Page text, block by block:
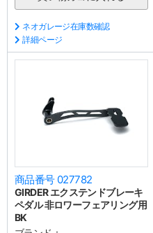
ネオガレージ在庫数確認
詳細ページ
商品番号 027782
GIRDER エクステンドブレーキ
ペダル 非ロワーフェアリング用
BK